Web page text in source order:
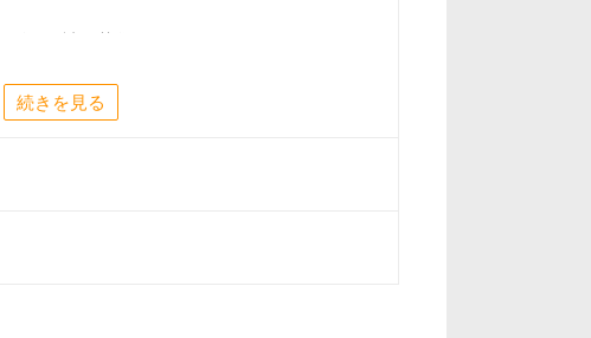
の特別な制度
ない」を払拭、「還元率が給与に直結」
続きを見る